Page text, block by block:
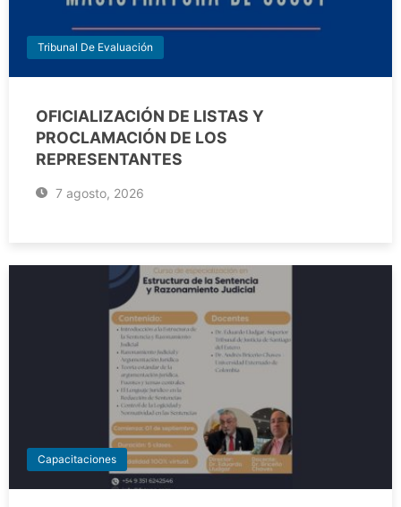
Tribunal De Evaluación
OFICIALIZACIÓN DE LISTAS Y
PROCLAMACIÓN DE LOS
REPRESENTANTES
7 agosto, 2026
Capacitaciones